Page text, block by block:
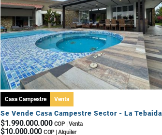
Casa Campestre Venta
Se Vende Casa Campestre Sector - La Tebaida
$1.990.000.000 COP | Venta
$10.000.000 COP | Alquiler